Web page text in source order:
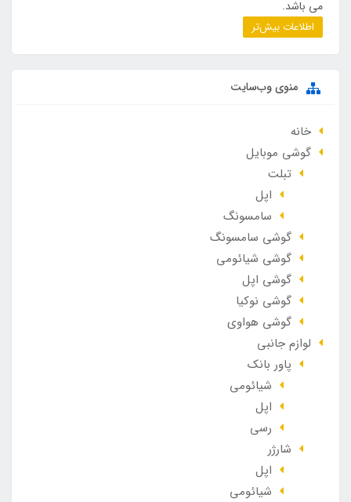
می باشد.
اطلاعات بیش‌تر
منوی وب‌سایت
خانه
گوشی موبایل
تبلت
اپل
سامسونگ
گوشی سامسونگ
گوشی شیائومی
گوشی اپل
گوشی نوکیا
گوشی هواوی
لوازم جانبی
پاور بانک
شیائومی
اپل
رسی
شارژر
اپل
شیائومی